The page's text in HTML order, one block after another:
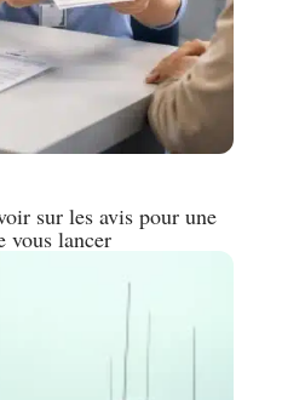
sur les avis pour une
vous lancer